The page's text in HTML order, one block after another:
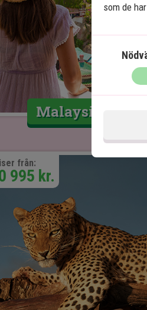
Malaysia
från:
995 kr.
som de